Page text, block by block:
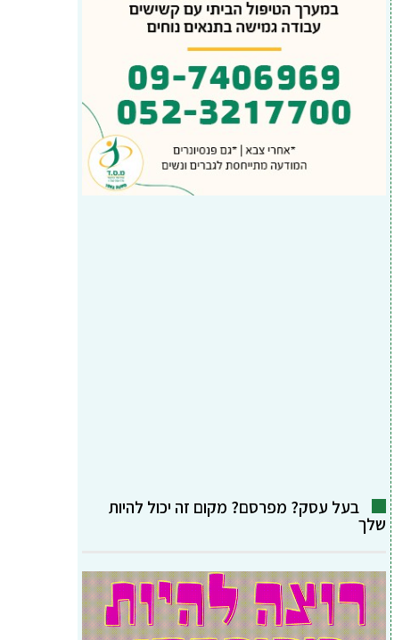
בעל עסק? מפרסם? מקום זה יכול להיות
שלך